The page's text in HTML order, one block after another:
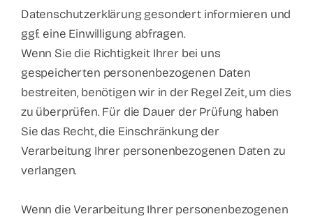
Datenschutzerklärung gesondert informieren und
ggf. eine Einwilligung abfragen.
Wenn Sie die Richtigkeit Ihrer bei uns
gespeicherten personenbezogenen Daten
bestreiten, benötigen wir in der Regel Zeit, um dies
zu überprüfen. Für die Dauer der Prüfung haben
Sie das Recht, die Einschränkung der
Verarbeitung Ihrer personenbezogenen Daten zu
verlangen.
Wenn die Verarbeitung Ihrer personenbezogenen